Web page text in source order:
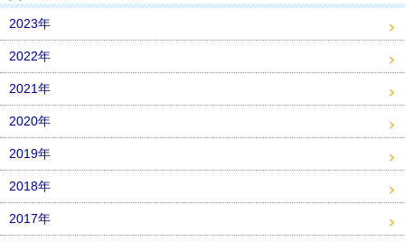
2023年
2022年
2021年
2020年
2019年
2018年
2017年